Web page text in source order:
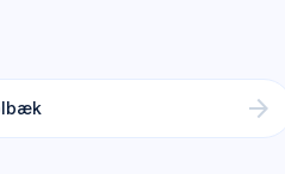
arrow_forward